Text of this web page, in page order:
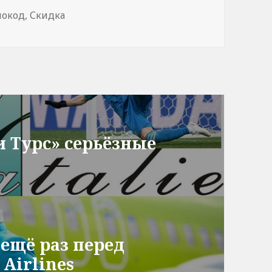
,Скидка
Турс» серьёзные
раз перед
Airlines